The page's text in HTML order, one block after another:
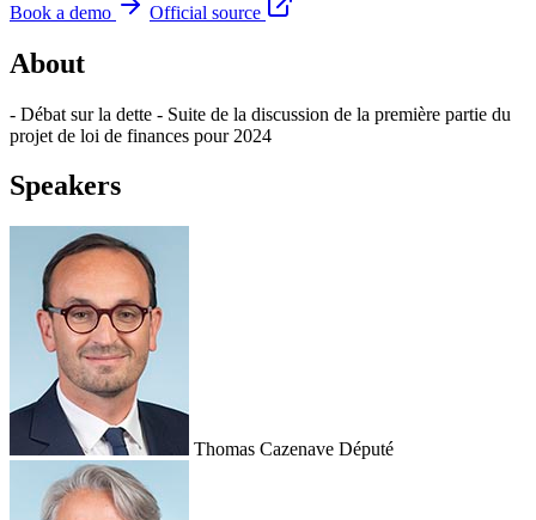
Book a demo
Official source
About
- Débat sur la dette - Suite de la discussion de la première partie du
projet de loi de finances pour 2024
Speakers
Thomas Cazenave Député